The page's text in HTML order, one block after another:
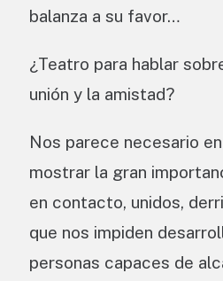
balanza a su favor…
¿Teatro para hablar
unión y la amistad?
Nos parece necesario
mostrar la gran
en contacto, unidos,
que nos impiden
personas capaces de